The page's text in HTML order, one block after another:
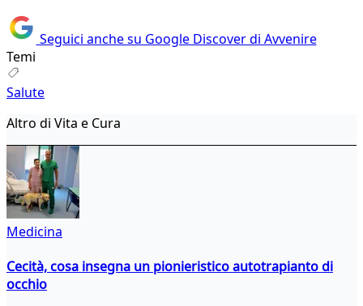
Seguici anche su Google Discover di Avvenire
Temi
Salute
Altro di Vita e Cura
Medicina
Cecità, cosa insegna un pionieristico autotrapianto di
occhio